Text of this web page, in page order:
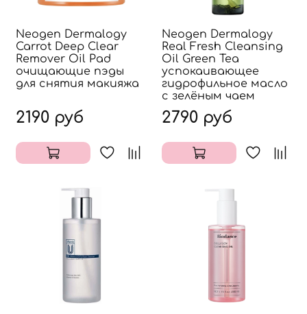
Neogen Dermalogy
Carrot Deep Clear
Remover Oil Pad
очищающие пэды
для снятия макияжа
2190 руб
Neogen Dermalogy
Real Fresh Cleansing
Oil Green Tea
успокаивающее
гидрофильное масло
с зелёным чаем
2790 руб